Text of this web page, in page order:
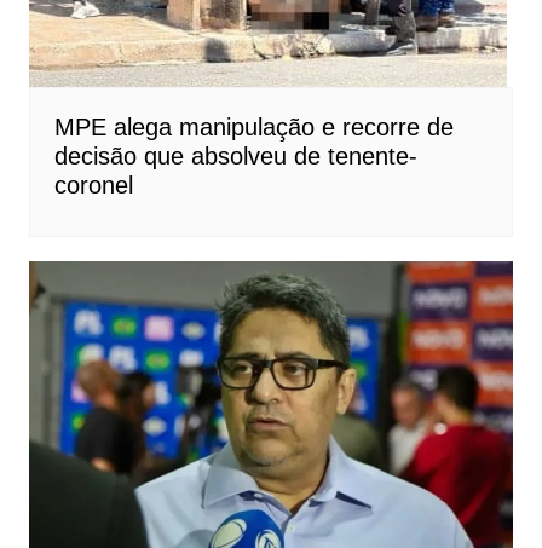
MPE alega manipulação e recorre de
decisão que absolveu de tenente-
coronel